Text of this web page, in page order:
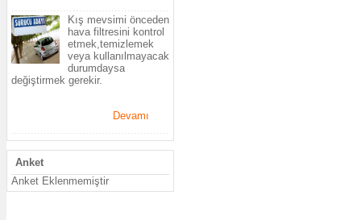
.................................................
Kış mevsimi önceden
hava filtresini kontrol
etmek,temizlemek
veya kullanılmayacak
durumdaysa
değiştirmek gerekir.
Devamı
.................................................
Anket
Anket Eklenmemiştir